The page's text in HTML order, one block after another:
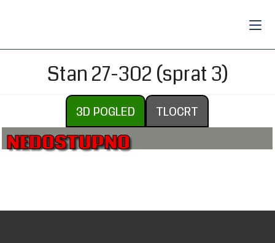
Stan 27-302 (sprat 3)
3D POGLED TLOCRT
NEDOSTUPNO